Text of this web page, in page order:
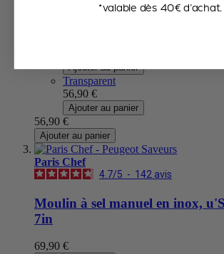
Ajouter au panier
Transparent
56,90 €
Ajouter au panier
56,90 €
Ajouter au panier
Paris Chef
4.7/5 - 142 avis
Moulin à sel manuel en inox,
7in
69,90 €
*valable dès 40€ d’achat.